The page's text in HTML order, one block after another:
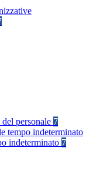
personale 7
tempo indeterminato
indeterminato 7